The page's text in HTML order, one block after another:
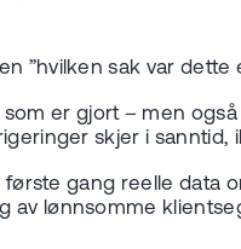
”hvilken sak var
er gjort – men
skjer i sanntid,
gang reelle data
av lønnsomme